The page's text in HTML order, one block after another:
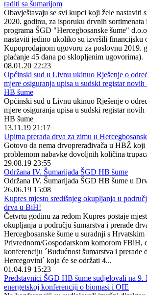
raditi sa šumarijom
Obavještavaju se svi kupci koji žele nastaviti
2020. godinu, za isporuku drvnih
programa ŠGD "Hercegbosanske šume"
nastaviti jedino ukoliko su izvršili financijsku
Kupoprodajnom ugovoru za poslovnu 2019.
plaćanje 45 dana po sklopljenim ugovorima).
08.01.20 22:23
Općinski sud u Livnu ukinuo Rješenje o
mjere osiguranja upisa u sudski registar
HB šume
Općinski sud u Livnu ukinuo Rješenje o
mjere osiguranja upisa u sudski registar
HB šume
13.11.19 21:17
Upitna prerada drva za zimu u
Gotovo da nema drvoprerađivača u HBŽ koji
problemom nabavke dovoljnih količina
29.08.19 23:55
Održana IV. Šumarijada ŠGD HB šume
Održana IV. Šumarijada ŠGD HB šume u
26.06.19 15:08
Kupres mjesto središnjeg okupljanja u
drva u BiH!
Četvrtu godinu za redom Kupres postaje
okupljanja u području šumarstva i prerade
Hercegbosanske šume u suradnji s
Privrednom/Gospodarskom komorom FBiH,
konferenciju ´Budućnost šumarstva i prerade
Hercegovini´ koja će se održati 4...
01.04.19 15:23
Predstavnici ŠGD HB šume sudjelovali na 9.
energetskoj konferenciji o biomasi i OIE